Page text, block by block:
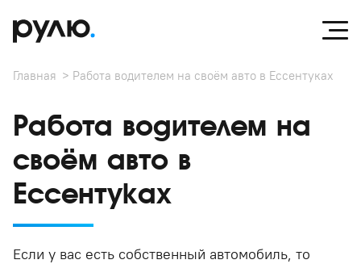
Главная Работа водителем на своём авто в Ессентуках
Работа водителем на
своём авто в
Ессентуках
Если у вас есть собственный автомобиль, то